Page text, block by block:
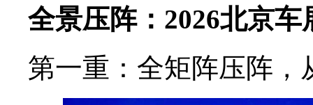
全景压阵：2026北京车
第一重：全矩阵压阵，